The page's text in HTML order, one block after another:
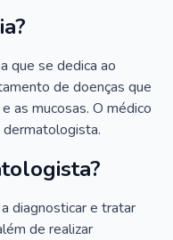
que se dedica ao
de doenças que
as mucosas. O médico
diagnosticar e tratar
de realizar